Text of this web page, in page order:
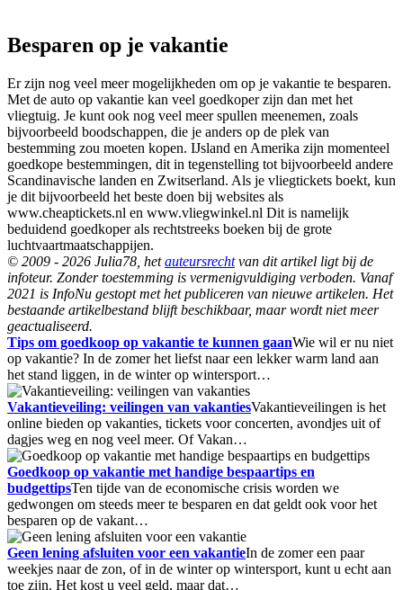
Besparen op je vakantie
Er zijn nog veel meer mogelijkheden om op je vakantie te besparen.
Met de auto op vakantie kan veel goedkoper zijn dan met het
vliegtuig. Je kunt ook nog veel meer spullen meenemen, zoals
bijvoorbeeld boodschappen, die je anders op de plek van
bestemming zou moeten kopen. IJsland en Amerika zijn momenteel
goedkope bestemmingen, dit in tegenstelling tot bijvoorbeeld andere
Scandinavische landen en Zwitserland. Als je vliegtickets boekt, kun
je dit bijvoorbeeld het beste doen bij websites als
www.cheaptickets.nl en www.vliegwinkel.nl Dit is namelijk
beduidend goedkoper als rechtstreeks boeken bij de grote
luchtvaartmaatschappijen.
© 2009 - 2026 Julia78, hetauteursrechtvan dit artikel ligt bij de
infoteur. Zonder toestemming is vermenigvuldiging verboden. Vanaf
2021 is InfoNu gestopt met het publiceren van nieuwe artikelen. Het
bestaande artikelbestand blijft beschikbaar, maar wordt niet meer
geactualiseerd.
Tips om goedkoop op vakantie te kunnen gaanWie wil er nu niet
op vakantie? In de zomer het liefst naar een lekker warm land aan
het stand liggen, in de winter op wintersport…
Vakantieveiling: veilingen van vakantiesVakantieveilingen is het
online bieden op vakanties, tickets voor concerten, avondjes uit of
dagjes weg en nog veel meer. Of Vakan…
Goedkoop op vakantie met handige bespaartips en
budgettipsTen tijde van de economische crisis worden we
gedwongen om steeds meer te besparen en dat geldt ook voor het
besparen op de vakant…
Geen lening afsluiten voor een vakantieIn de zomer een paar
weekjes naar de zon, of in de winter op wintersport, kunt u echt aan
toe zijn. Het kost u veel geld, maar dat…